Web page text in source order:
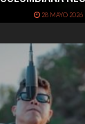
28 MAYO 2026